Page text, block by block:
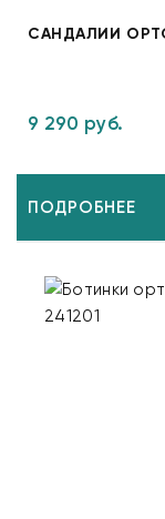
САНДАЛИИ
9 290 руб.
ПОДРОБНЕЕ